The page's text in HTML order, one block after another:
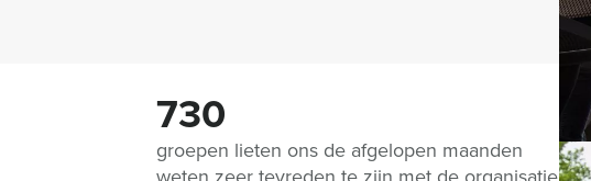
730
groepen lieten ons de afgelopen maanden